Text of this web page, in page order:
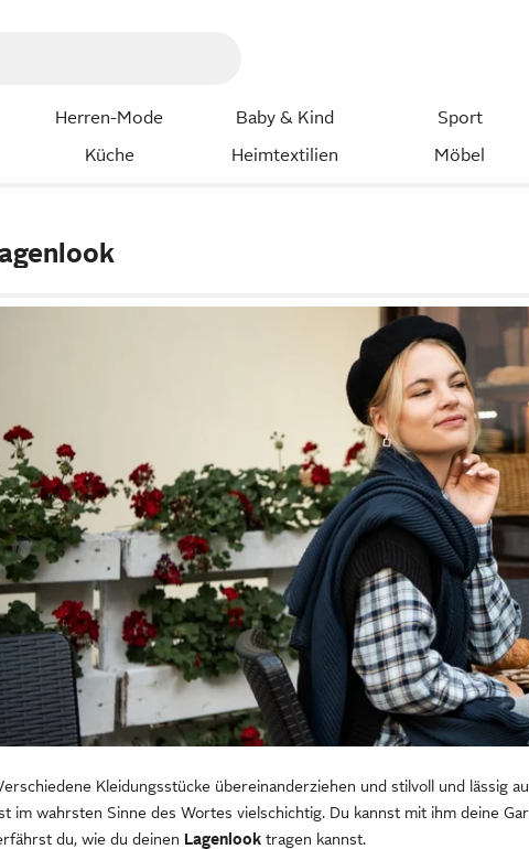
Herren-Mode Baby & Kind Sport
Küche Heimtextilien Möbel
Kleidungsstücke übereinanderziehen und stilvoll und lässig
im wahrsten Sinne des Wortes vielschichtig. Du kannst mit ihm deine
du, wie du deinen Lagenlook tragen kannst.